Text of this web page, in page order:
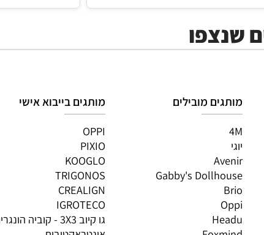
הוסף לסל
מותגים מובילים
Avenir
Gabby's Dollhouse
מותגים בייבוא אישי
OPPI
PIXIO
KOOGLO
TRIGONOS